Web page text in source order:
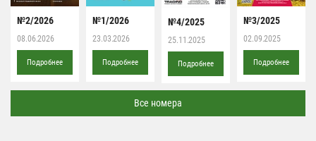
№2/2026
08.06.2026
Подробнее
№1/2026
23.03.2026
Подробнее
№4/2025
25.11.2025
Подробнее
№3/2025
02.09.2025
Подробнее
Все номера